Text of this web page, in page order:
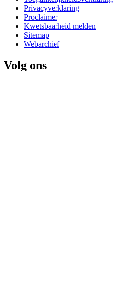
Privacyverklaring
Proclaimer
Kwetsbaarheid melden
Sitemap
Webarchief
Volg ons